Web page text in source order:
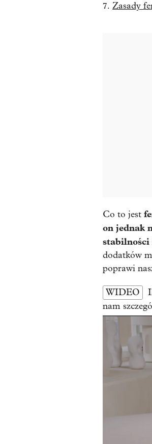
Zasady
Co to jest
on jednak
stabilności
dodatków
poprawi
WIDEO
nam